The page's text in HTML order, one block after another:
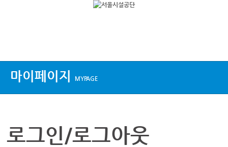
마이페이지 MYPAGE
로그인/로그아웃